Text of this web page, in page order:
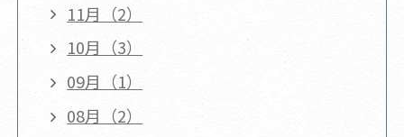
11月（2）
10月（3）
09月（1）
08月（2）